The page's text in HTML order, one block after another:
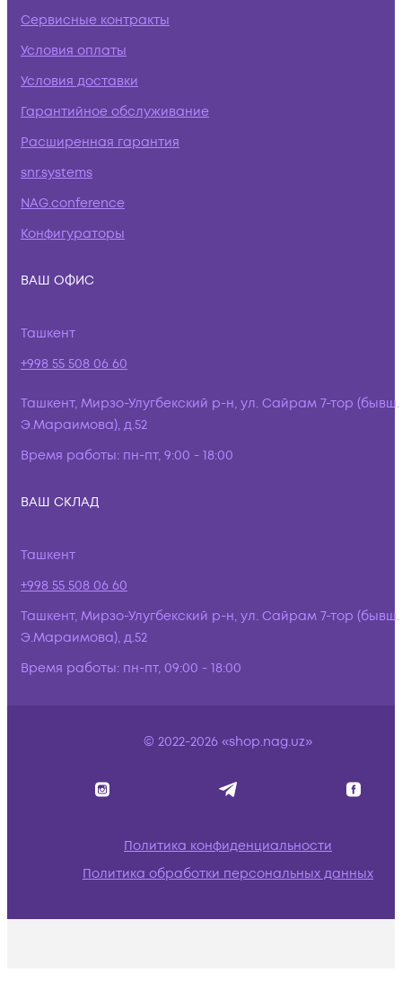
Сервисные контракты
Условия оплаты
Условия доставки
Гарантийное обслуживание
Расширенная гарантия
snr.systems
NAG.conference
Конфигураторы
ВАШ ОФИС
Ташкент
+998 55 508 06 60
Ташкент, Мирзо-Улугбекский р-н, ул. Сайрам 7-тор (бывш.
Э.Мараимова), д.52
Время работы: пн-пт, 9:00 - 18:00
ВАШ СКЛАД
Ташкент
+998 55 508 06 60
Ташкент, Мирзо-Улугбекский р-н, ул. Сайрам 7-тор (бывш.
Э.Мараимова), д.52
Время работы: пн-пт, 09:00 - 18:00
© 2022-2026 «shop.nag.uz»
Политика конфиденциальности
Политика обработки персональных данных